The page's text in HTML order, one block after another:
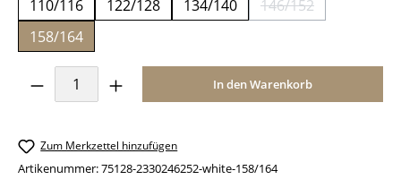
110/116
122/128 134/140 146/152(Diese Option ist
158/164
Produkt Anzahl: Gib den gewünschten
In den Warenkorb
Zum Merkzettel hinzufügen
Artikenummer:75128-2330246252-white-158/164